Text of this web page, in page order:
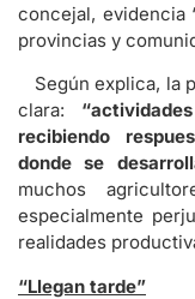
concejal, evidencia
provincias y
Según explica, la
clara:
recibiendo
donde se
muchos
especialmente
realidades
“Llegan tarde”